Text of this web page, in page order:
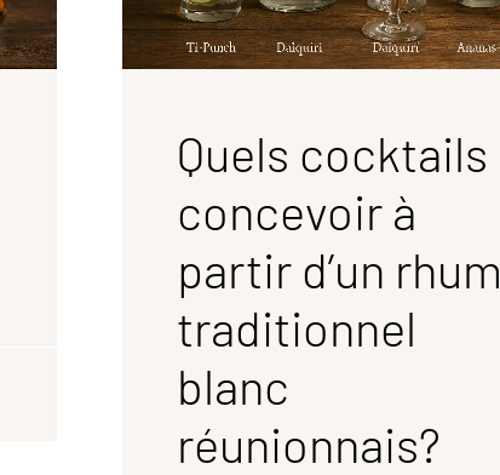
Quels cocktails
concevoir à
partir d’un rhum
traditionnel
blanc
réunionnais?